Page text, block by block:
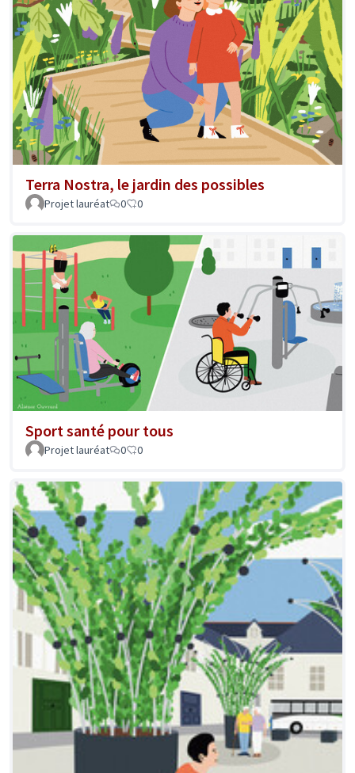
Terra Nostra, le jardin des possibles
Projet lauréat 0 0
Sport santé pour tous
Projet lauréat 0 0